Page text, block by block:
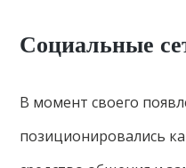
Социальные
В момент своего
позиционировались